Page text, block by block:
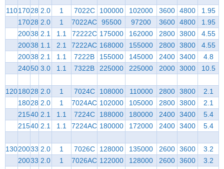
11017028 2.0 1 7022C 100000 102000 3600 4800
1.95
17028 2.0 1 7022AC 95500 97200 3600 4800
1.95
20038 2.1 1.1 72222C 175000 162000 2800 3800
4.55
20038 1.1 2.1 7222AC 168000 155000 2800 3800
4.55
20038 2.1 1.1 7222B 155000 145000 2400 3400
4.8
24050 3.0 1.1 7322B 225000 225000 2000 3000 10.5
12018028 2.0 1 7024C 108000 110000 2800 3800
2.1
18028 2.0 1 7024AC 102000 105000 2800 3800
2.1
21540 2.1 1.1 7224C 188000 180000 2400 3400
5.4
21540 2.1 1.1 7224AC 180000 172000 2400 3400 5.4
13020033 2.0 1 7026C 128000 135000 2600 3600
3.2
20033 2.0 1 7026AC 122000 128000 2600 3600
3.2